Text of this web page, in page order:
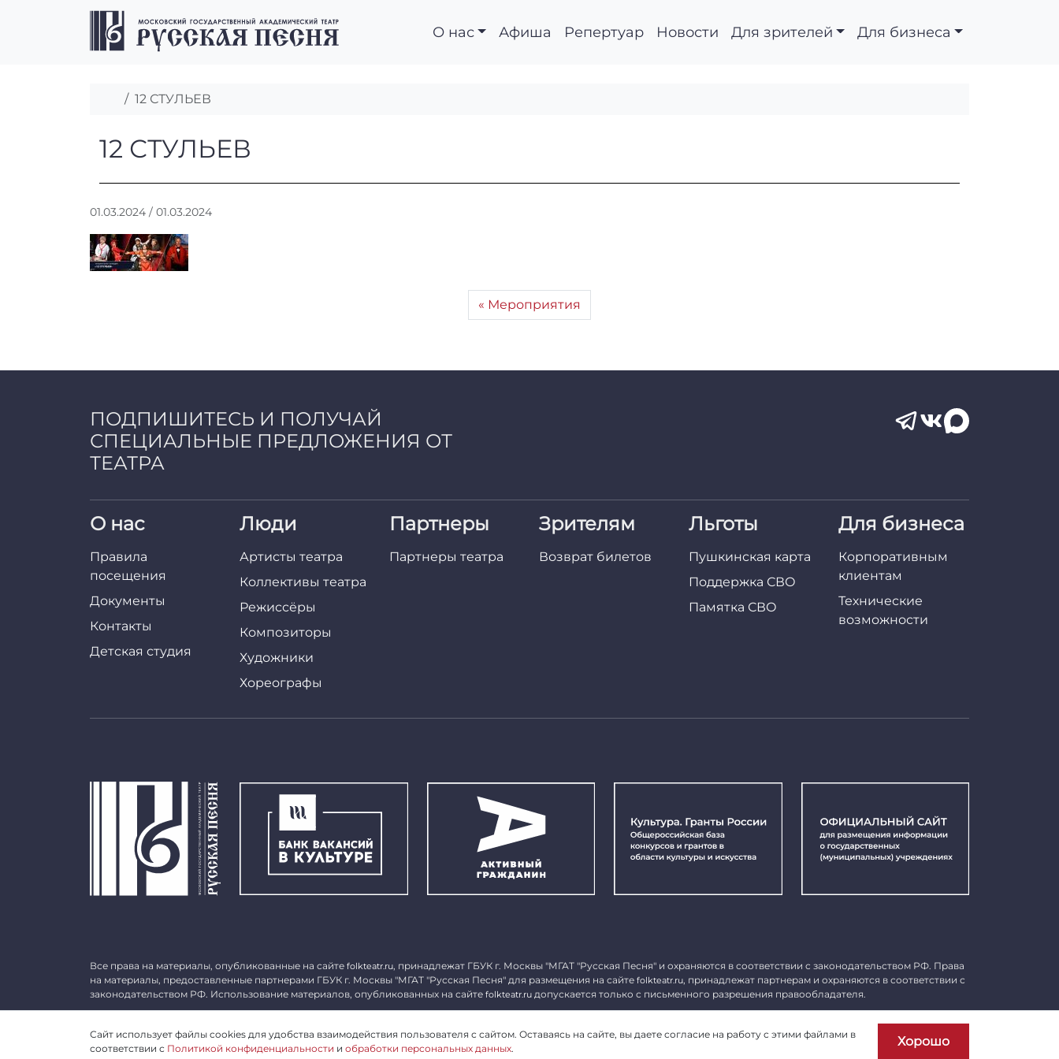
Перейти к содержимому
Перейти к футеру
О нас Афиша Репертуар Новости Для зрителей Для бизнеса
Главная
12 СТУЛЬЕВ
12 СТУЛЬЕВ
12 СТУЛЬЕВ
01.03.2024 / 01.03.2024
i
n
Мероприятия
ПОДПИШИТЕСЬ И ПОЛУЧАЙ
СПЕЦИАЛЬНЫЕ ПРЕДЛОЖЕНИЯ ОТ
ТЕАТРА
О нас
Правила
посещения
Документы
Контакты
Детская студия
Люди
Артисты театра
Коллективы театра
Режиссёры
Композиторы
Художники
Хореографы
Партнеры
Партнеры театра
Зрителям
Возврат билетов
Льготы
Пушкинская карта
Поддержка СВО
Памятка СВО
Для бизнеса
Корпоративным
клиентам
Технические
возможности
Все права на материалы, опубликованные на сайте folkteatr.ru, принадлежат ГБУК г. Москвы "МГАТ "Русская Песня" и охраняются в соответствии с законодательством РФ. Права
на материалы, предоставленные партнерами ГБУК г. Москвы "МГАТ "Русская Песня" для размещения на сайте folkteatr.ru, принадлежат партнерам и охраняются в соответствии с
законодательством РФ. Использование материалов, опубликованных на сайте folkteatr.ru допускается только с письменного разрешения правообладателя.
Пользовательское соглашение
Сайт использует файлы cookies для удобства взаимодействия пользователя с сайтом. Оставаясь на сайте, вы даете согласие на работу с этими файлами в
соответствии с Политикой конфиденциальности и обработки персональных данных. Хорошо